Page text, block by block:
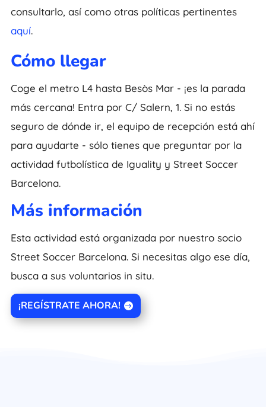
consultarlo, así como otras políticas pertinentes
aquí.
Cómo llegar
Coge el metro L4 hasta Besòs Mar - ¡es la parada
más cercana! Entra por C/ Salern, 1. Si no estás
seguro de dónde ir, el equipo de recepción está ahí
para ayudarte - sólo tienes que preguntar por la
actividad futbolística de Iguality y Street Soccer
Barcelona.
Más información
Esta actividad está organizada por nuestro socio
Street Soccer Barcelona. Si necesitas algo ese día,
busca a sus voluntarios in situ.
¡REGÍSTRATE AHORA!